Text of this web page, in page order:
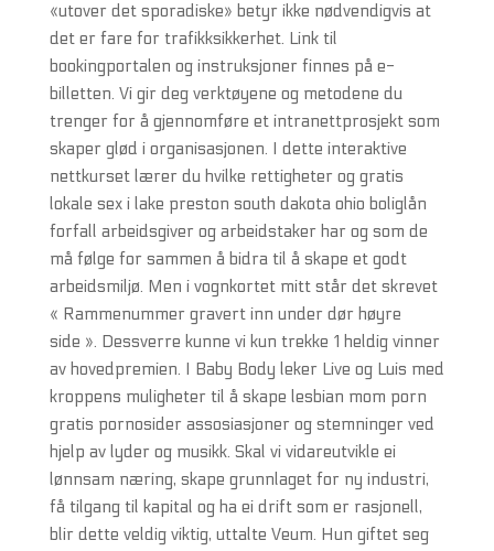
«utover det sporadiske» betyr ikke nødvendigvis at
det er fare for trafikksikkerhet. Link til
bookingportalen og instruksjoner finnes på e-
billetten. Vi gir deg verktøyene og metodene du
trenger for å gjennomføre et intranettprosjekt som
skaper glød i organisasjonen. I dette interaktive
nettkurset lærer du hvilke rettigheter og gratis
lokale sex i lake preston south dakota ohio boliglån
forfall arbeidsgiver og arbeidstaker har og som de
må følge for sammen å bidra til å skape et godt
arbeidsmiljø. Men i vognkortet mitt står det skrevet
« Rammenummer gravert inn under dør høyre
side ». Dessverre kunne vi kun trekke 1 heldig vinner
av hovedpremien. I Baby Body leker Live og Luis med
kroppens muligheter til å skape lesbian mom porn
gratis pornosider assosiasjoner og stemninger ved
hjelp av lyder og musikk. Skal vi vidareutvikle ei
lønnsam næring, skape grunnlaget for ny industri,
få tilgang til kapital og ha ei drift som er rasjonell,
blir dette veldig viktig, uttalte Veum. Hun giftet seg